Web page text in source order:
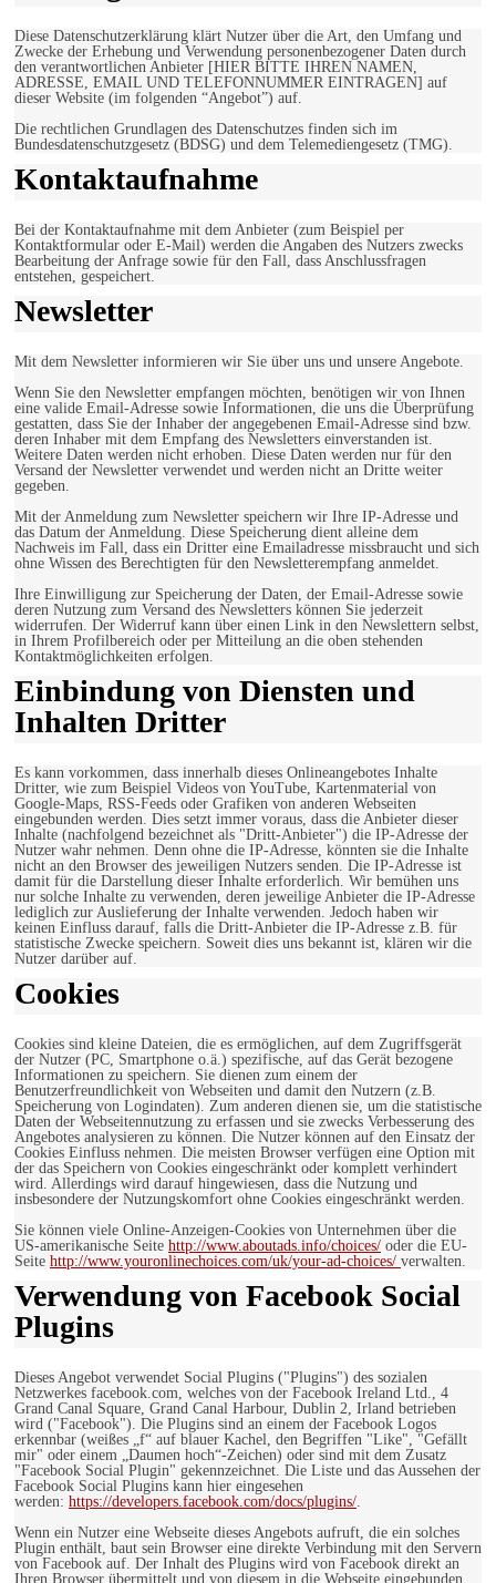
Diese Datenschutzerklärung klärt Nutzer über die Art, den Umfang und
Zwecke der Erhebung und Verwendung personenbezogener Daten durch
den verantwortlichen Anbieter [HIER BITTE IHREN NAMEN,
ADRESSE, EMAIL UND TELEFONNUMMER EINTRAGEN] auf
dieser Website (im folgenden “Angebot”) auf.
Die rechtlichen Grundlagen des Datenschutzes finden sich im
Bundesdatenschutzgesetz (BDSG) und dem Telemediengesetz (TMG).
Kontaktaufnahme
Bei der Kontaktaufnahme mit dem Anbieter (zum Beispiel per
Kontaktformular oder E-Mail) werden die Angaben des Nutzers zwecks
Bearbeitung der Anfrage sowie für den Fall, dass Anschlussfragen
entstehen, gespeichert.
Newsletter
Mit dem Newsletter informieren wir Sie über uns und unsere Angebote.
Wenn Sie den Newsletter empfangen möchten, benötigen wir von Ihnen
eine valide Email-Adresse sowie Informationen, die uns die Überprüfung
gestatten, dass Sie der Inhaber der angegebenen Email-Adresse sind bzw.
deren Inhaber mit dem Empfang des Newsletters einverstanden ist.
Weitere Daten werden nicht erhoben. Diese Daten werden nur für den
Versand der Newsletter verwendet und werden nicht an Dritte weiter
gegeben.
Mit der Anmeldung zum Newsletter speichern wir Ihre IP-Adresse und
das Datum der Anmeldung. Diese Speicherung dient alleine dem
Nachweis im Fall, dass ein Dritter eine Emailadresse missbraucht und sich
ohne Wissen des Berechtigten für den Newsletterempfang anmeldet.
Ihre Einwilligung zur Speicherung der Daten, der Email-Adresse sowie
deren Nutzung zum Versand des Newsletters können Sie jederzeit
widerrufen. Der Widerruf kann über einen Link in den Newslettern selbst,
in Ihrem Profilbereich oder per Mitteilung an die oben stehenden
Kontaktmöglichkeiten erfolgen.
Einbindung von Diensten und
Inhalten Dritter
Es kann vorkommen, dass innerhalb dieses Onlineangebotes Inhalte
Dritter, wie zum Beispiel Videos von YouTube, Kartenmaterial von
Google-Maps, RSS-Feeds oder Grafiken von anderen Webseiten
eingebunden werden. Dies setzt immer voraus, dass die Anbieter dieser
Inhalte (nachfolgend bezeichnet als "Dritt-Anbieter") die IP-Adresse der
Nutzer wahr nehmen. Denn ohne die IP-Adresse, könnten sie die Inhalte
nicht an den Browser des jeweiligen Nutzers senden. Die IP-Adresse ist
damit für die Darstellung dieser Inhalte erforderlich. Wir bemühen uns
nur solche Inhalte zu verwenden, deren jeweilige Anbieter die IP-Adresse
lediglich zur Auslieferung der Inhalte verwenden. Jedoch haben wir
keinen Einfluss darauf, falls die Dritt-Anbieter die IP-Adresse z.B. für
statistische Zwecke speichern. Soweit dies uns bekannt ist, klären wir die
Nutzer darüber auf.
Cookies
Cookies sind kleine Dateien, die es ermöglichen, auf dem Zugriffsgerät
der Nutzer (PC, Smartphone o.ä.) spezifische, auf das Gerät bezogene
Informationen zu speichern. Sie dienen zum einem der
Benutzerfreundlichkeit von Webseiten und damit den Nutzern (z.B.
Speicherung von Logindaten). Zum anderen dienen sie, um die statistische
Daten der Webseitennutzung zu erfassen und sie zwecks Verbesserung des
Angebotes analysieren zu können. Die Nutzer können auf den Einsatz der
Cookies Einfluss nehmen. Die meisten Browser verfügen eine Option mit
der das Speichern von Cookies eingeschränkt oder komplett verhindert
wird. Allerdings wird darauf hingewiesen, dass die Nutzung und
insbesondere der Nutzungskomfort ohne Cookies eingeschränkt werden.
Sie können viele Online-Anzeigen-Cookies von Unternehmen über die
US-amerikanische Seite http://www.aboutads.info/choices/ oder die EU-
Seite http://www.youronlinechoices.com/uk/your-ad-choices/ verwalten.
Verwendung von Facebook Social
Plugins
Dieses Angebot verwendet Social Plugins ("Plugins") des sozialen
Netzwerkes facebook.com, welches von der Facebook Ireland Ltd., 4
Grand Canal Square, Grand Canal Harbour, Dublin 2, Irland betrieben
wird ("Facebook"). Die Plugins sind an einem der Facebook Logos
erkennbar (weißes „f“ auf blauer Kachel, den Begriffen "Like", "Gefällt
mir" oder einem „Daumen hoch“-Zeichen) oder sind mit dem Zusatz
"Facebook Social Plugin" gekennzeichnet. Die Liste und das Aussehen der
Facebook Social Plugins kann hier eingesehen
werden: https://developers.facebook.com/docs/plugins/.
Wenn ein Nutzer eine Webseite dieses Angebots aufruft, die ein solches
Plugin enthält, baut sein Browser eine direkte Verbindung mit den Servern
von Facebook auf. Der Inhalt des Plugins wird von Facebook direkt an
Ihren Browser übermittelt und von diesem in die Webseite eingebunden.